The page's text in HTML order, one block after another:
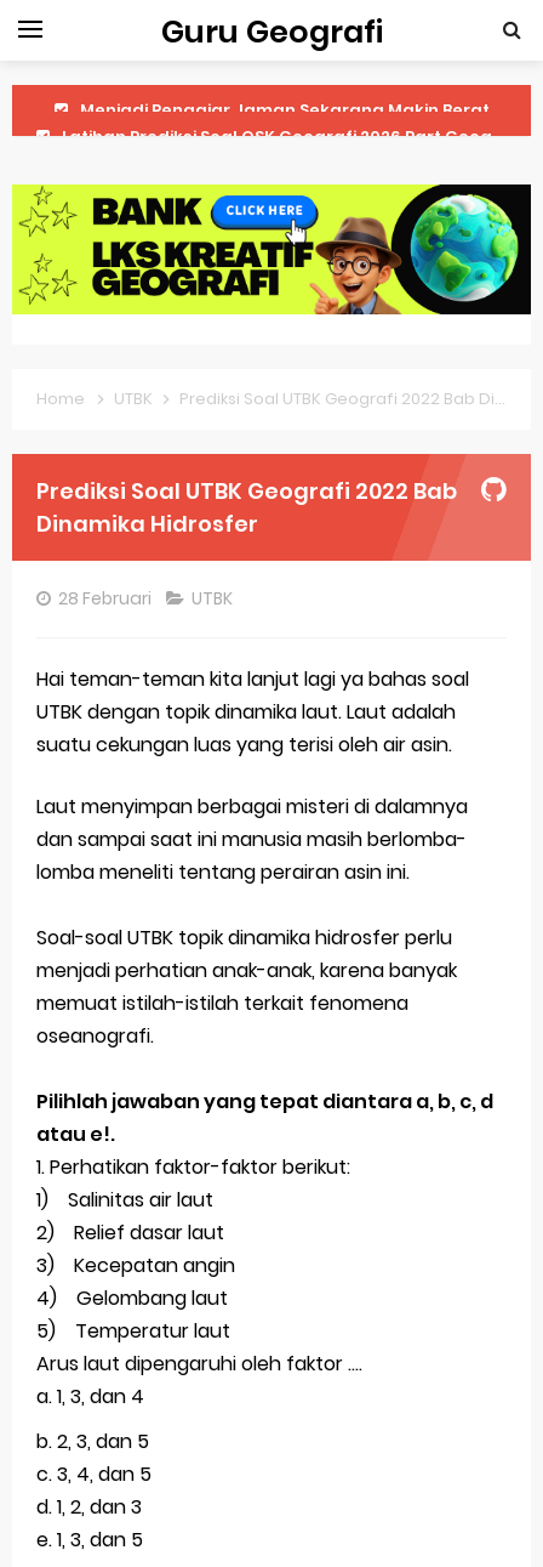
Guru Geografi
Latihan Prediksi Soal OSK Geografi 2026 Part Geografi Ekonomi
Latihan Prediksi Soal OSK Geografi 2026 Part Geografi Budaya
Latihan Prediksi Soal OSK Geografi 2026 Part Dinamika Kota
Pembahasan Soal OSN-K Geografi 2025 No 51-55
Pembahasan Soal OSN-K Geografi 2025 No 41-45
Pembahasan Soal OSN-K Geografi 2025 No 31-35
Pembahasan Soal OSN-K Geografi 2025 No 26-30
Pembahasan Soal OSN-K Geografi 2025 No 16-20
Pembahasan Soal OSN-K Geografi 2025 No 11-15
Pembahasan Soal OSN-K Geografi 2025 No 1-5
Bocoran 150 Bank Soal Dasar OSN Geografi 2026 Part 1 [Wajib Baca]
Bencana Banjir Bandang di Sumatra Salah Manusia
Gratis, Pre Test Online Calon Pejuang OSN Geografi 2026
50 Latihan Prediksi Soal TKA Sosiologi 2025 + Kunci
Latihan Soal TKA Geografi 2025 Topik Analisa Informasi Geospasial
STOP Belajar Geografi Pakai Cara Lama! 😤 TKA 2025 Beda Level. Kuasai 150 Bank Soal HOTS Sekarang!
Ebook Prediksi 150 Soal TKA Geografi 2025 + Kunci Jawaban
3 Jurus Sakti Menaklukkan Soal TKA Geografi [Wajib Baca]
Menjadi Pengajar Jaman Sekarang Makin Berat
Home UTBK Prediksi Soal UTBK Geografi 2022 Bab Dinamika Hidrosfer
Prediksi Soal UTBK Geografi 2022 Bab
Dinamika Hidrosfer
28 Februari UTBK
Hai teman-teman kita lanjut lagi ya bahas soal
UTBK dengan topik dinamika laut. Laut adalah
suatu cekungan luas yang terisi oleh air asin.
Laut menyimpan berbagai misteri di dalamnya
dan sampai saat ini manusia masih berlomba-
lomba meneliti tentang perairan asin ini.
Soal-soal UTBK topik dinamika hidrosfer perlu
menjadi perhatian anak-anak, karena banyak
memuat istilah-istilah terkait fenomena
oseanografi.
Pilihlah jawaban yang tepat diantara a, b, c, d
atau e!.
1. Perhatikan faktor-faktor berikut:
1) Salinitas air laut
2) Relief dasar laut
3) Kecepatan angin
4) Gelombang laut
5) Temperatur laut
Arus laut dipengaruhi oleh faktor ….
a. 1, 3, dan 4
b. 2, 3, dan 5
c. 3, 4, dan 5
d. 1, 2, dan 3
e. 1, 3, dan 5